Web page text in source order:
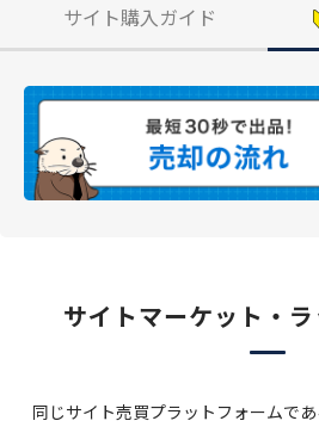
サイト購入ガイド
サイトマーケット・
同じサイト売買プラットフォームであ